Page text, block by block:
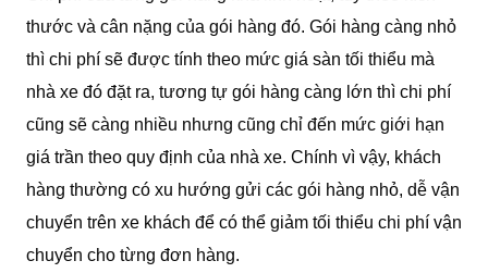
thước và cân nặng của gói hàng đó. Gói hàng càng nhỏ
thì chi phí sẽ được tính theo mức giá sàn tối thiểu mà
nhà xe đó đặt ra, tương tự gói hàng càng lớn thì chi phí
cũng sẽ càng nhiều nhưng cũng chỉ đến mức giới hạn
giá trần theo quy định của nhà xe. Chính vì vậy, khách
hàng thường có xu hướng gửi các gói hàng nhỏ, dễ vận
chuyển trên xe khách để có thể giảm tối thiểu chi phí vận
chuyển cho từng đơn hàng.